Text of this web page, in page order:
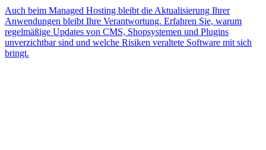
Auch beim Managed Hosting bleibt die Aktualisierung Ihrer
Anwendungen bleibt Ihre Verantwortung. Erfahren Sie, warum
regelmäßige Updates von CMS, Shopsystemen und Plugins
unverzichtbar sind und welche Risiken veraltete Software mit sich
bringt.